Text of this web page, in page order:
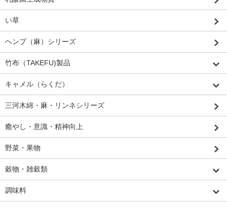
い草
ヘンプ（麻）シリーズ
竹布（TAKEFU)製品
キャメル（らくだ）
三河木綿・麻・リンネシリーズ
癒やし・意識・精神向上
野菜・果物
穀物・雑穀類
調味料